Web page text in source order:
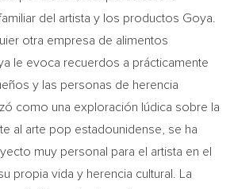
del artista y los productos Goya.
otra empresa de alimentos
le evoca recuerdos a prácticamente
y las personas de herencia
como una exploración lúdica sobre la
al arte pop estadounidense, se ha
muy personal para el artista en el
propia vida y herencia cultural. La